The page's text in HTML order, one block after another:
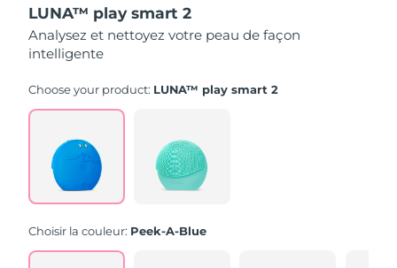
sur
5,
valeur
de
note
moyenne.
Read
Reviews.
Lien
sur
même
LUNA™ play smart 2
Analysez et nettoyez votre peau de façon
intelligente
Choose your product: LUNA™ play smart 2
Choisir la couleur: Peek-A-Blue